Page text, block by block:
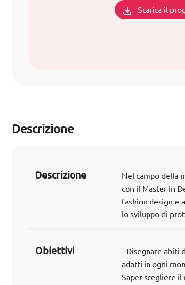
Scarica il
Descrizione
Descrizione
Nel campo della
con il Master in
fashion design e
lo sviluppo di
Obiettivi
- Disegnare abiti
adatti in ogni
Saper scegliere